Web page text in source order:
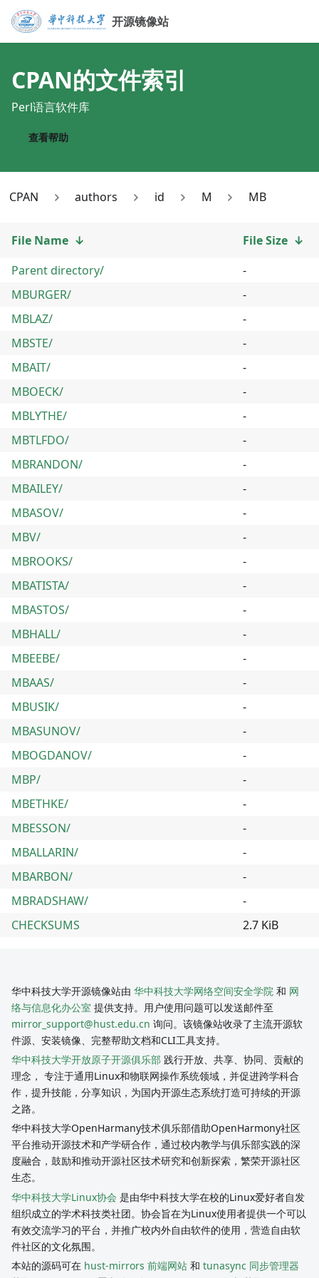
开源镜像站
CPAN的文件索引
Perl语言软件库
查看帮助
CPAN authors id M MB
File Name ↓ File Size ↓
Parent directory/
-
MBURGER/
-
MBLAZ/
-
MBSTE/
-
MBAIT/
-
MBOECK/
-
MBLYTHE/
-
MBTLFDO/
-
MBRANDON/
-
MBAILEY/
-
MBASOV/
-
MBV/
-
MBROOKS/
-
MBATISTA/
-
MBASTOS/
-
MBHALL/
-
MBEEBE/
-
MBAAS/
-
MBUSIK/
-
MBASUNOV/
-
MBOGDANOV/
-
MBP/
-
MBETHKE/
-
MBESSON/
-
MBALLARIN/
-
MBARBON/
-
MBRADSHAW/
-
CHECKSUMS
2.7 KiB
华中科技大学开源镜像站由 华中科技大学网络空间安全学院 和 网
络与信息化办公室 提供支持。用户使用问题可以发送邮件至
mirror_support@hust.edu.cn 询问。该镜像站收录了主流开源软
件源、安装镜像、完整帮助文档和CLI工具支持。
华中科技大学开放原子开源俱乐部 践行开放、共享、协同、贡献的
理念， 专注于通用Linux和物联网操作系统领域，并促进跨学科合
作，提升技能，分享知识，为国内开源生态系统打造可持续的开源
之路。
华中科技大学OpenHarmany技术俱乐部借助OpenHarmony社区
平台推动开源技术和产学研合作，通过校内教学与俱乐部实践的深
度融合，鼓励和推动开源社区技术研究和创新探索，繁荣开源社区
生态。
华中科技大学Linux协会 是由华中科技大学在校的Linux爱好者自发
组织成立的学术科技类社团。协会旨在为Linux使用者提供一个可以
有效交流学习的平台，并推广校内外自由软件的使用，营造自由软
件社区的文化氛围。
本站的源码可在 hust-mirrors 前端网站 和 tunasync 同步管理器